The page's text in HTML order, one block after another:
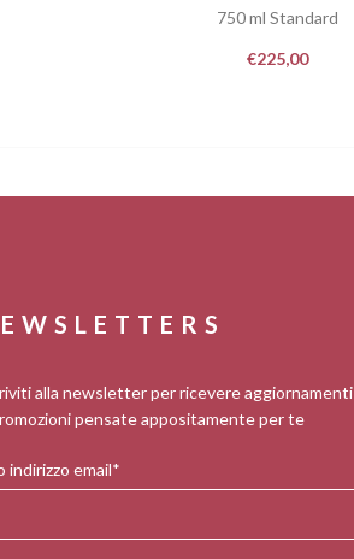
750 ml Standard
€225,00
alla newsletter per ricevere aggiornamenti
pensate appositamente per te
indirizzo email*